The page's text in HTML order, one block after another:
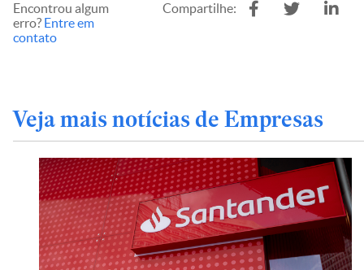
Encontrou algum
erro? Entre em
contato
Compartilhe:
Veja mais notícias de Empresas